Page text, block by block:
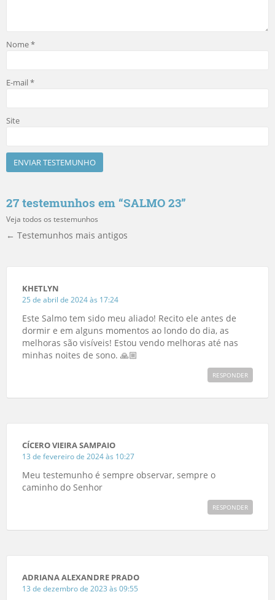
Nome*
E-mail*
Site
27 testemunhos em “SALMO 23”
Veja todos os testemunhos
← Testemunhos mais antigos
KHETLYN
25 de abril de 2024 às 17:24
Este Salmo tem sido meu aliado! Recito ele antes de
dormir e em alguns momentos ao londo do dia, as
melhoras são visíveis! Estou vendo melhoras até nas
minhas noites de sono. 🙏🏼
RESPONDER
CÍCERO VIEIRA SAMPAIO
13 de fevereiro de 2024 às 10:27
Meu testemunho é sempre observar, sempre o
caminho do Senhor
RESPONDER
ADRIANA ALEXANDRE PRADO
13 de dezembro de 2023 às 09:55